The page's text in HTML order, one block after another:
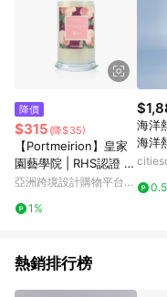
顏色、價位、贈品如與
Pinkoi 購物商品資訊頁及
則請以點數紅包活動說明為
頁面後才首次下載 Pinkoi
上，首次下載 Pinkoi APP
降價
$315 (降$35)
【Portmeirion】皇家
園藝學院 | RHS認證 W
AX LYRICAL 繡球花香
亞洲跨境設計購物平台
1%
海洋
海洋
熱銷排行榜